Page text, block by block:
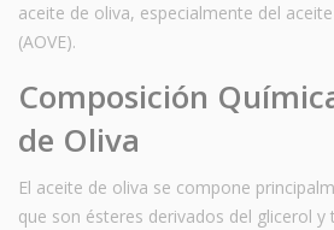
aceite de oliva, especialmente del
(AOVE).
Composición
de Oliva
El aceite de oliva se compone
que son ésteres derivados del glicerol y